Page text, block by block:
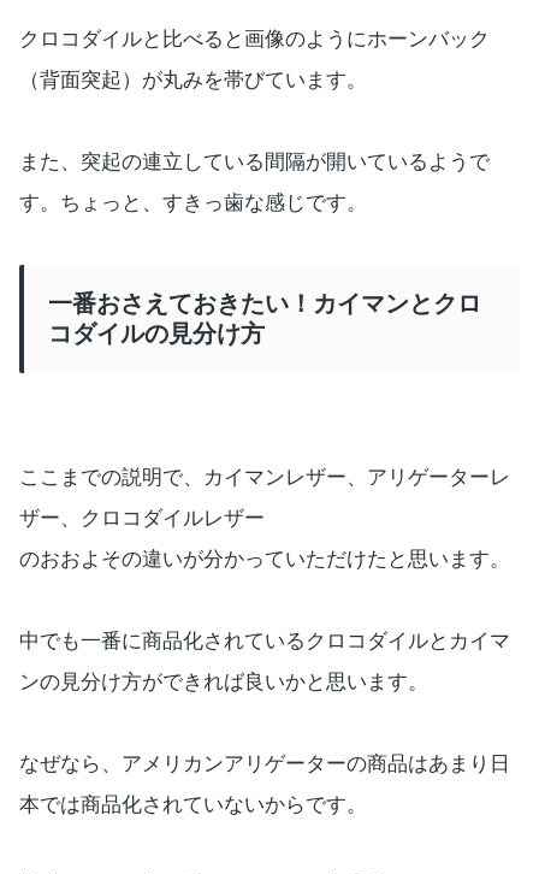
クロコダイルと比べると画像のようにホーンバック
（背面突起）が丸みを帯びています。
また、突起の連立している間隔が開いているようで
す。ちょっと、すきっ歯な感じです。
一番おさえておきたい！カイマンとクロ
コダイルの見分け方
ここまでの説明で、カイマンレザー、アリゲーターレ
ザー、クロコダイルレザー
のおおよその違いが分かっていただけたと思います。
中でも一番に商品化されているクロコダイルとカイマ
ンの見分け方ができれば良いかと思います。
なぜなら、アメリカンアリゲーターの商品はあまり日
本では商品化されていないからです。